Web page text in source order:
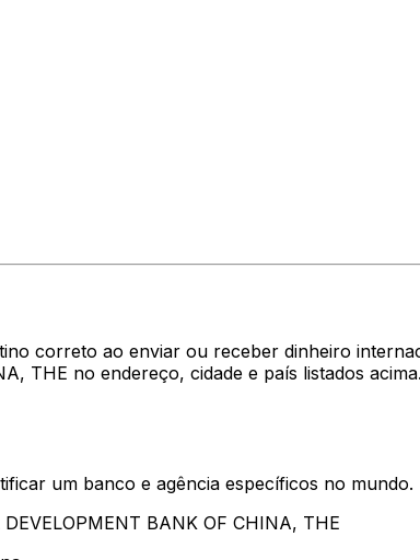
correto ao enviar ou receber dinheiro
THE no endereço, cidade e país listados
um banco e agência específicos no mundo.
BANK OF CHINA, THE